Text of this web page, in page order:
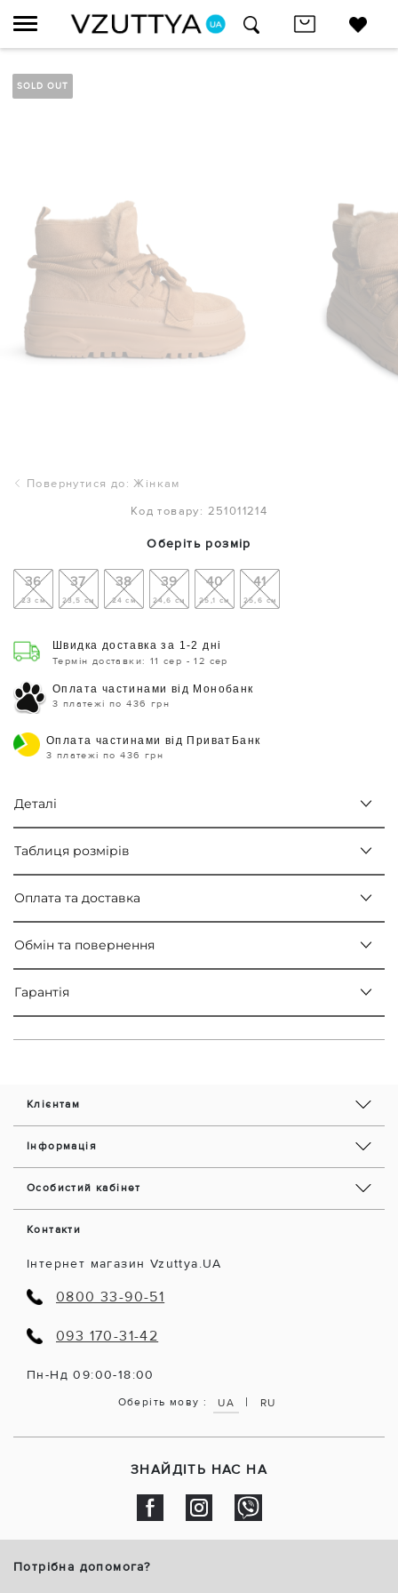
SOLD OUT
Повернутися до: Жінкам
Код товару: 251011214
Оберіть розмір
36
23 см
37
23,5 см
38
24 см
39
24,6 см
40
25,1 см
41
25,6 см
Швидка доставка за 1-2 дні
Термін доставки: 11 сер - 12 сер
Оплата частинами від Монобанк
3 платежі по 436 грн
Оплата частинами від ПриватБанк
3 платежі по 436 грн
Деталі
Таблиця розмірів
Оплата та доставка
Обмін та повернення
Гарантія
Клієнтам
Інформація
Особистий кабінет
Контакти
Інтернет магазин Vzuttya.UA
0800 33-90-51
093 170-31-42
Пн-Нд 09:00-18:00
Оберіть мову : UA | RU
ЗНАЙДІТЬ НАС НА
Потрібна допомога?